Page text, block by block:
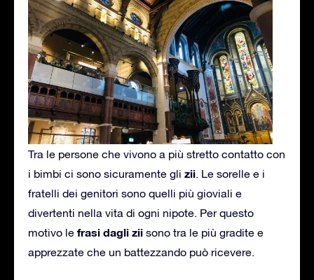
Tra le persone che vivono a più stretto contatto con
i bimbi ci sono sicuramente gli zii. Le sorelle e i
fratelli dei genitori sono quelli più gioviali e
divertenti nella vita di ogni nipote. Per questo
motivo le frasi dagli zii sono tra le più gradite e
apprezzate che un battezzando può ricevere.